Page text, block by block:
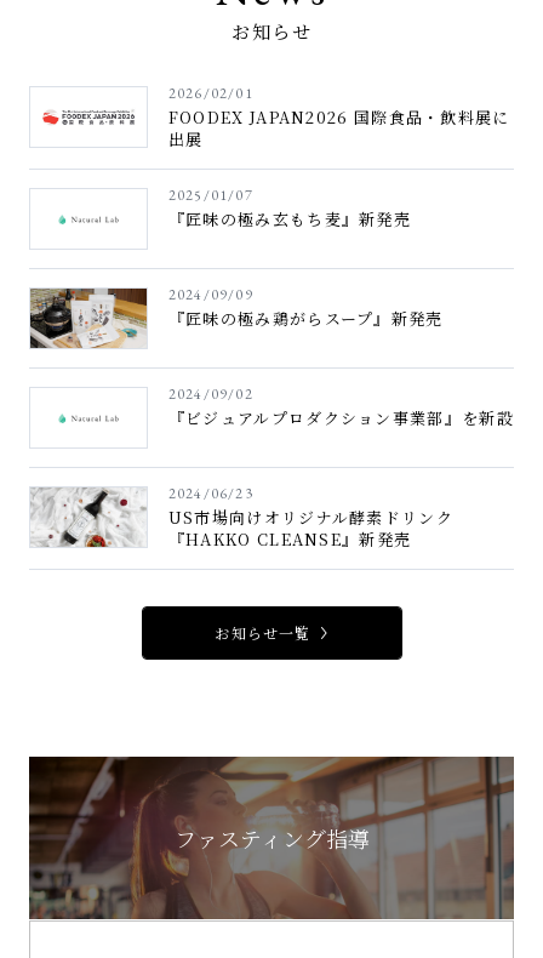
お知らせ
2026/02/01
FOODEX JAPAN2026 国際食品・飲料展に
出展
2025/01/07
『匠味の極み玄もち麦』新発売
2024/09/09
『匠味の極み鶏がらスープ』新発売
2024/09/02
『ビジュアルプロダクション事業部』を新設
2024/06/23
US市場向けオリジナル酵素ドリンク
『HAKKO CLEANSE』新発売
お知らせ一覧
ファスティング指導